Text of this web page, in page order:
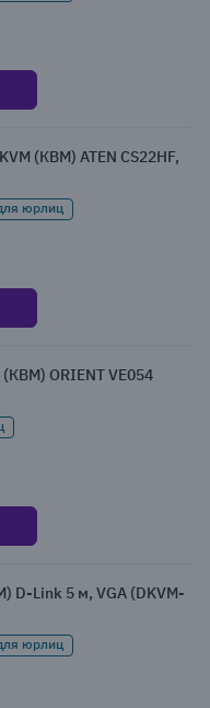
(КВМ) ATEN CS22HF,
юрлиц
ORIENT VE054
D-Link 5 м, VGA (DKVM-
юрлиц